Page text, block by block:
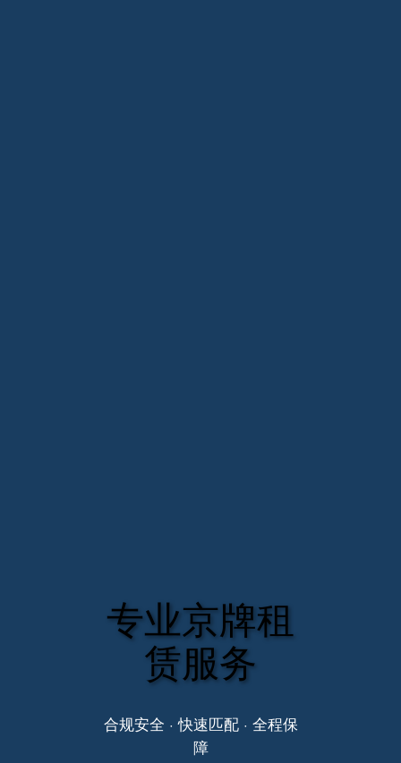
专业京牌租
赁服务
合规安全 · 快速匹配 · 全程保
障